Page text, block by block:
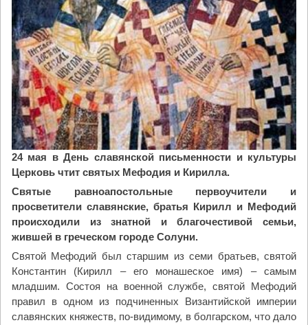
24 мая в День славянской письменности и культуры
Церковь чтит святых Мефодия и Кирилла.
Святые равноапостольные первоучители и
просветители славянские, братья Кирилл и Мефодий
происходили из знатной и благочестивой семьи,
жившей в греческом городе Солуни.
Святой Мефодий был старшим из семи братьев, святой
Константин (Кирилл – его монашеское имя) – самым
младшим. Состоя на военной службе, святой Мефодий
правил в одном из подчиненных Византийской империи
славянских княжеств, по-видимому, в болгарском, что дало